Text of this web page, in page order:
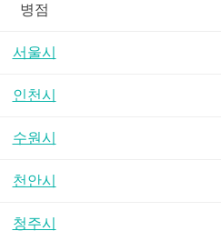
병점
서울시
인천시
수원시
천안시
청주시